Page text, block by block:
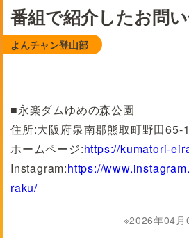
EN
番組で紹介したお問
よんチャン登山部
■永楽ダムゆめの森公園
住所:大阪府泉南郡熊取町野田65-
ホームページ:https://kumatori-
Instagram:https://
raku/
2026年04月